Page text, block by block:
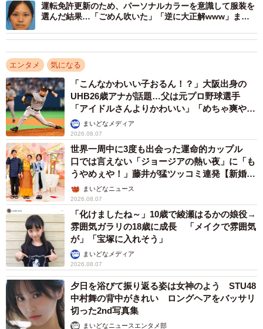
運転免許更新のため、パーソナルカラーを意識して服装を
選んだ結果…「ごめん吹いた」「逆に大正解www」まさ
エンタメ 気になる
「こんなかわいい子おるん！？」大阪出身の
UHB26歳アナが話題…父は元プロ野球選手
「アイドルさんよりかわいい」「めちゃ爽や
か」まいどなメディア
2026.08.07
世界一周中に3度も出会った運命的カップル
口では言えない「ジョージアの熱い夜」に「も
うやめぇや！」藤井が猛ツッコミ連発【新婚さ
ん】まいどなニュース
2026.08.07
「化けましたね～」10歳で綾瀬はるかの娘役→
雰囲気ガラリの18歳に成長 「メイクで雰囲気
が」「宝塚に入れそう」
まいどなメディア
2026.08.07
夕日を浴びて振り返る姿は女神のよう STU48
中村舞の背中がきれい ロングヘアをバッサリ
切った2nd写真集
まいどなニュースエンタメ部